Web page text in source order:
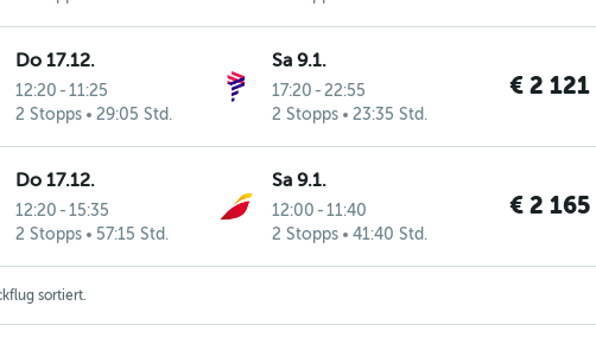
Do 17.12.
12:20 - 11:25
2 Stopps
29:05 Std.
Sa 9.1.
17:20 - 22:55
2 Stopps
23:35 Std.
€ 2 121
Do 17.12.
12:20 - 15:35
2 Stopps
57:15 Std.
Sa 9.1.
12:00 - 11:40
2 Stopps
41:40 Std.
€ 2 165
sortiert.